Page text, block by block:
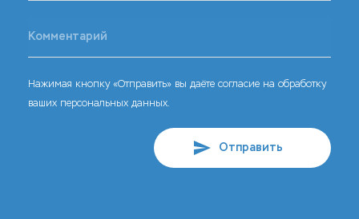
Нажимая кнопку «Отправить» вы даёте согласие на обработку
ваших персональных данных.
Отправить